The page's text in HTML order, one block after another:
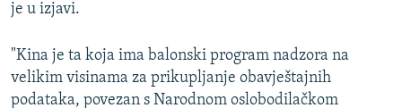
je u izjavi.
"Kina je ta koja ima balonski program nadzora na
velikim visinama za prikupljanje obavještajnih
podataka, povezan s Narodnom oslobodilačkom